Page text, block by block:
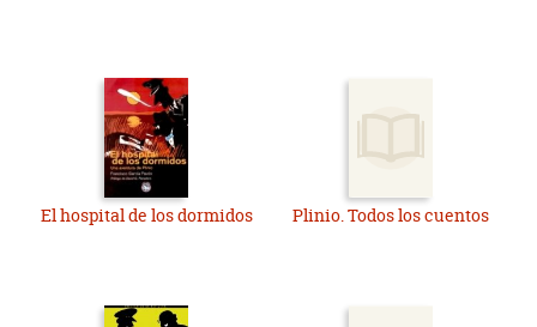
El hospital de los dormidos Plinio. Todos los cuentos